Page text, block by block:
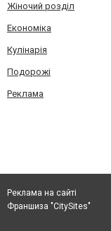
Жіночий розділ
Економіка
Кулінарія
Подорожі
Реклама
Реклама на сайті
Франшиза "CitySites"